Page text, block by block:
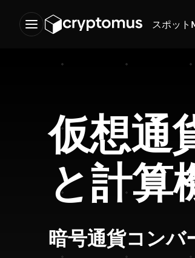
スポット
仮想通
と計算
暗号通貨コンバ